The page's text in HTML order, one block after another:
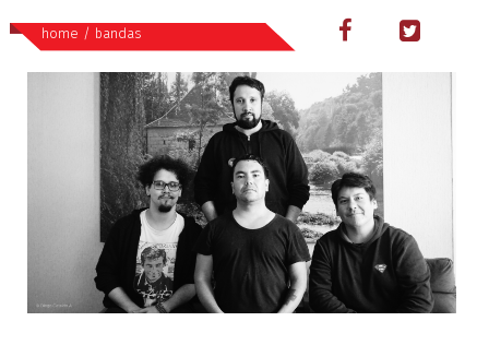
home / bandas